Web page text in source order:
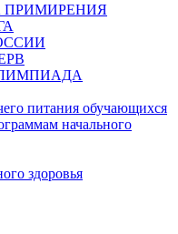
питания обучающихся
начального
здоровья